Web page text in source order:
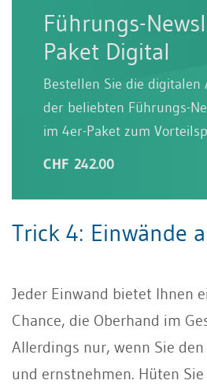
Führungs-
Paket Digital
Bestellen Sie die digitalen
der beliebten Führungs-
im 4er-Paket zum
CHF 242.00
Trick 4: Einwände
Jeder Einwand bietet Ihnen
Chance, die Oberhand im
Allerdings nur, wenn Sie
und ernstnehmen. Hüten